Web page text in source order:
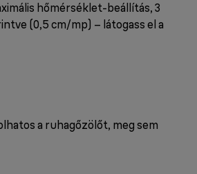
hőmérséklet-beállítás, 3
(0,5 cm/mp) – látogass el a
a ruhagőzölőt, meg sem